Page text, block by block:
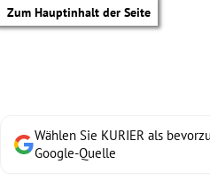
Zum Hauptinhalt der Seite
Wählen Sie KURIER als
Google-Quelle